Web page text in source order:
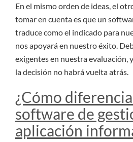
En el mismo orden de ideas, el
tomar en cuenta es que un
traduce como el indicado para
nos apoyará en nuestro éxito.
exigentes en nuestra evaluación,
la decisión no habrá vuelta atrás.
¿Cómo
software de
aplicación